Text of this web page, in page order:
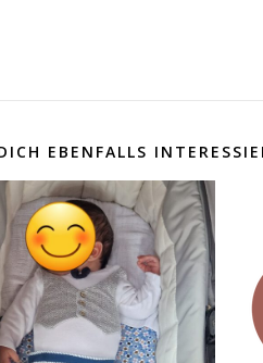
EBENFALLS